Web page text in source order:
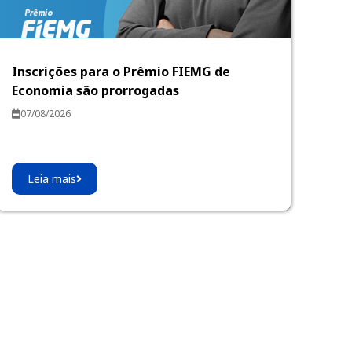
Inscrições para o Prêmio FIEMG de
Economia são prorrogadas
07/08/2026
Leia mais